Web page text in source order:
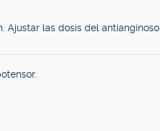
Ajustar las dosis del antianginoso.